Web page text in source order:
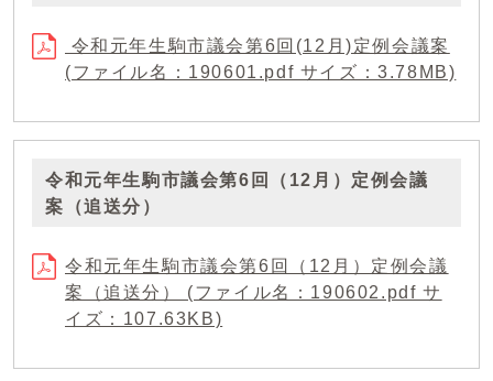
令和元年生駒市議会第6回(12月)定例会議案
(ファイル名：190601.pdf サイズ：3.78MB)
令和元年生駒市議会第6回（12月）定例会議
案（追送分）
令和元年生駒市議会第6回（12月）定例会議
案（追送分） (ファイル名：190602.pdf サ
イズ：107.63KB)